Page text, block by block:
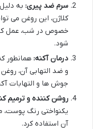
سرم ضد پیری: به
کلاژن، این روغن می
خصوص در شب، عمل
شود.
درمان آکنه: همانطور
و ضد التهابی آن،
جوش ها و التهابات
روشن کننده و ترمیم
یکنواختی رنگ پوست،
آن استفاده کرد.